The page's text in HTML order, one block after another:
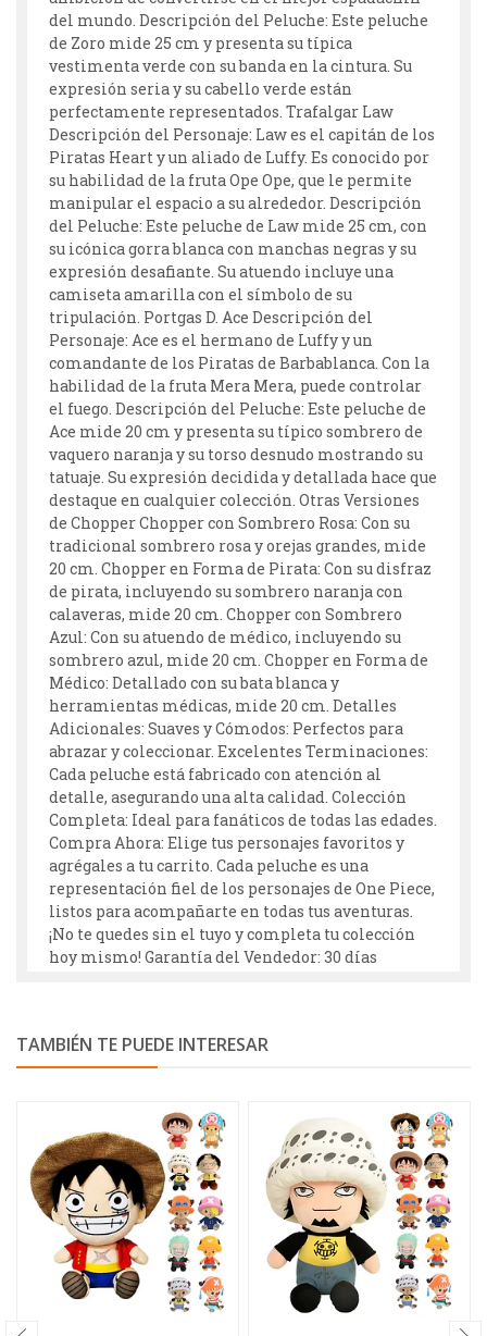
del mundo. Descripción del Peluche: Este peluche
de Zoro mide 25 cm y presenta su típica
vestimenta verde con su banda en la cintura. Su
expresión seria y su cabello verde están
perfectamente representados. Trafalgar Law
Descripción del Personaje: Law es el capitán de los
Piratas Heart y un aliado de Luffy. Es conocido por
su habilidad de la fruta Ope Ope, que le permite
manipular el espacio a su alrededor. Descripción
del Peluche: Este peluche de Law mide 25 cm, con
su icónica gorra blanca con manchas negras y su
expresión desafiante. Su atuendo incluye una
camiseta amarilla con el símbolo de su
tripulación. Portgas D. Ace Descripción del
Personaje: Ace es el hermano de Luffy y un
comandante de los Piratas de Barbablanca. Con la
habilidad de la fruta Mera Mera, puede controlar
el fuego. Descripción del Peluche: Este peluche de
Ace mide 20 cm y presenta su típico sombrero de
vaquero naranja y su torso desnudo mostrando su
tatuaje. Su expresión decidida y detallada hace que
destaque en cualquier colección. Otras Versiones
de Chopper Chopper con Sombrero Rosa: Con su
tradicional sombrero rosa y orejas grandes, mide
20 cm. Chopper en Forma de Pirata: Con su disfraz
de pirata, incluyendo su sombrero naranja con
calaveras, mide 20 cm. Chopper con Sombrero
Azul: Con su atuendo de médico, incluyendo su
sombrero azul, mide 20 cm. Chopper en Forma de
Médico: Detallado con su bata blanca y
herramientas médicas, mide 20 cm. Detalles
Adicionales: Suaves y Cómodos: Perfectos para
abrazar y coleccionar. Excelentes Terminaciones:
Cada peluche está fabricado con atención al
detalle, asegurando una alta calidad. Colección
Completa: Ideal para fanáticos de todas las edades.
Compra Ahora: Elige tus personajes favoritos y
agrégales a tu carrito. Cada peluche es una
representación fiel de los personajes de One Piece,
listos para acompañarte en todas tus aventuras.
¡No te quedes sin el tuyo y completa tu colección
hoy mismo! Garantía del Vendedor: 30 días
TAMBIÉN TE PUEDE INTERESAR